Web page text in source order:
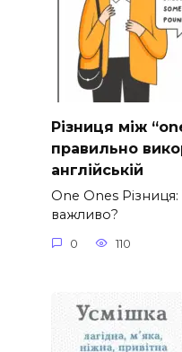
Різниця між
правильно
англійській
One Ones
важливо?
0 110